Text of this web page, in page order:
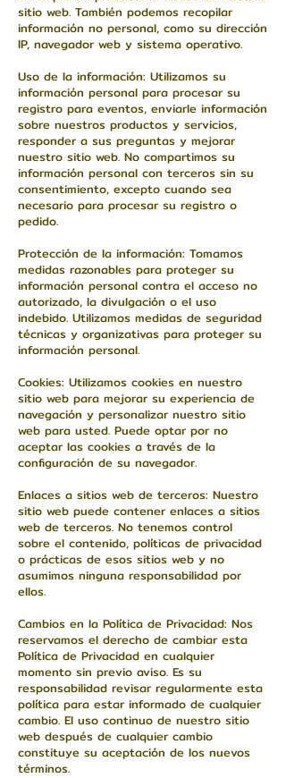
sitio web. También podemos recopilar
información no personal, como su dirección
IP, navegador web y sistema operativo.
Uso de la información: Utilizamos su
información personal para procesar su
registro para eventos, enviarle información
sobre nuestros productos y servicios,
responder a sus preguntas y mejorar
nuestro sitio web. No compartimos su
información personal con terceros sin su
consentimiento, excepto cuando sea
necesario para procesar su registro o
pedido.
Protección de la información: Tomamos
medidas razonables para proteger su
información personal contra el acceso no
autorizado, la divulgación o el uso
indebido. Utilizamos medidas de seguridad
técnicas y organizativas para proteger su
información personal.
Cookies: Utilizamos cookies en nuestro
sitio web para mejorar su experiencia de
navegación y personalizar nuestro sitio
web para usted. Puede optar por no
aceptar las cookies a través de la
configuración de su navegador.
Enlaces a sitios web de terceros: Nuestro
sitio web puede contener enlaces a sitios
web de terceros. No tenemos control
sobre el contenido, políticas de privacidad
o prácticas de esos sitios web y no
asumimos ninguna responsabilidad por
ellos.
Cambios en la Política de Privacidad: Nos
reservamos el derecho de cambiar esta
Política de Privacidad en cualquier
momento sin previo aviso. Es su
responsabilidad revisar regularmente esta
política para estar informado de cualquier
cambio. El uso continuo de nuestro sitio
web después de cualquier cambio
constituye su aceptación de los nuevos
términos.